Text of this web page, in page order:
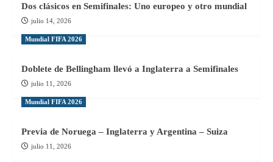
Dos clásicos en Semifinales: Uno europeo y otro mundial
julio 14, 2026
Mundial FIFA 2026
Doblete de Bellingham llevó a Inglaterra a Semifinales
julio 11, 2026
Mundial FIFA 2026
Previa de Noruega – Inglaterra y Argentina – Suiza
julio 11, 2026